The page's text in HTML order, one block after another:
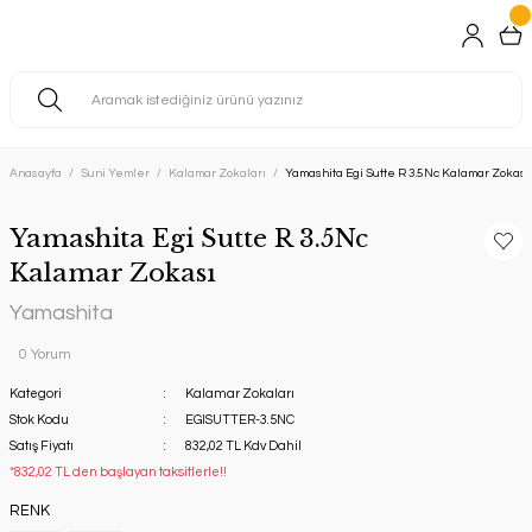
Anasayfa Suni Yemler Kalamar Zokaları Yamashita Egi Sutte R 3.5Nc Kalamar Zokası
Yamashita Egi Sutte R 3.5Nc
Kalamar Zokası
Yamashita
0 Yorum
Kategori
Kalamar Zokaları
Stok Kodu
EGISUTTER-3.5NC
Satış Fiyatı
832,02 TL Kdv Dahil
*832,02 TL den başlayan taksitlerle!!
RENK